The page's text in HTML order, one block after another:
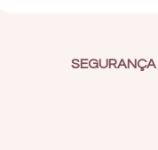
SEGURANÇA